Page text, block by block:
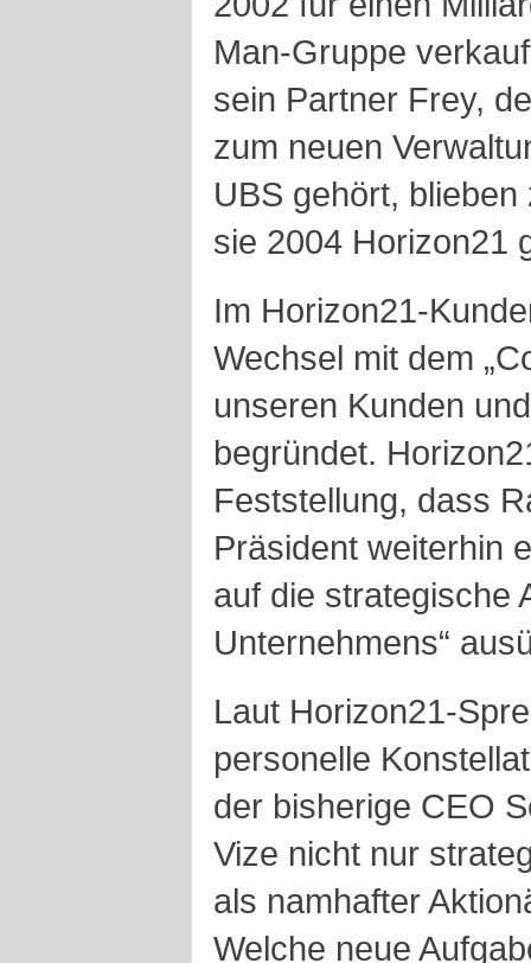
Man-Gruppe
sein Partner Frey,
zum neuen
UBS gehört,
sie 2004 Horizon21
Im Horizon21-
Wechsel mit dem
unseren Kunden
begründet.
Feststellung, dass
Präsident weiterhin
auf die strategische
Unternehmens“
Laut Horizon21-
personelle
der bisherige CEO
Vize nicht nur
als namhafter
Welche neue